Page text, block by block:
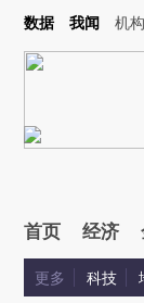
头增加这段话：本文
数据 我闻 机
首页 经济
更多 科技